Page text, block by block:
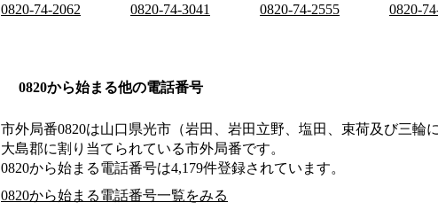
0820-74-2062
0820-74-3041 0820-74-2555 0820-
0820から始まる他の電話番号
市外局番0820は山口県光市（岩田、岩田立野、塩田、束荷及び三輪
大島郡に割り当てられている市外局番です。
0820から始まる電話番号は4,179件登録されています。
0820から始まる電話番号一覧をみる